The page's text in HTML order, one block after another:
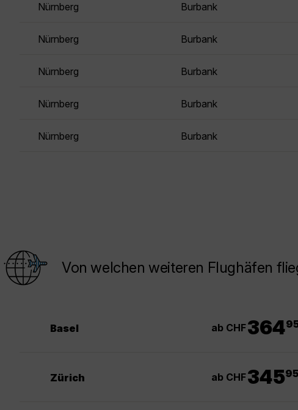
Nürnberg Burbank
Nürnberg Burbank
Nürnberg Burbank
Nürnberg Burbank
Nürnberg Burbank
Von welchen weiteren Flughäfen
Basel ab CHF364
Zürich ab CHF34595